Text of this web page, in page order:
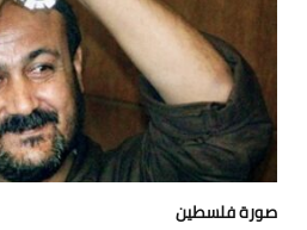
صورة فلسطين